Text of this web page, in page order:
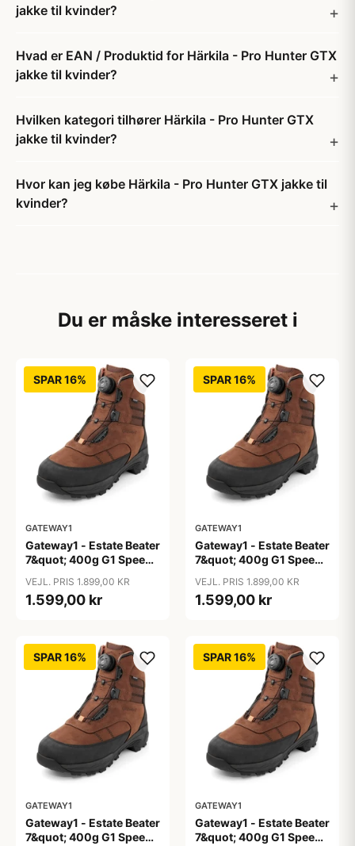
jakke til kvinder?
Hvad er EAN / Produktid for Härkila - Pro Hunter GTX
jakke til kvinder?
Hvilken kategori tilhører Härkila - Pro Hunter GTX
jakke til kvinder?
Hvor kan jeg købe Härkila - Pro Hunter GTX jakke til
kvinder?
Du er måske interesseret i
SPAR 16%
GATEWAY1
Gateway1 - Estate Beater
7&quot; 400g G1 Speed-
VEJL. PRIS 1.899,00 KR
1.599,00 kr
SPAR 16%
GATEWAY1
Gateway1 - Estate Beater
7&quot; 400g G1 Speed-
VEJL. PRIS 1.899,00 KR
1.599,00 kr
SPAR 16%
GATEWAY1
Gateway1 - Estate Beater
7&quot; 400g G1 Speed-
SPAR 16%
GATEWAY1
Gateway1 - Estate Beater
7&quot; 400g G1 Speed-